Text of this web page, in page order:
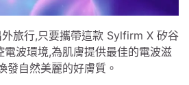
旅行,只要攜帶這款 Sylfirm X 矽谷
電波環境,為肌膚提供最佳的電波滋
發自然美麗的好膚質。